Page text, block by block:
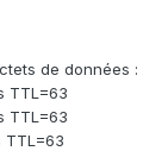
de données :
TTL=63
TTL=63
TTL=63